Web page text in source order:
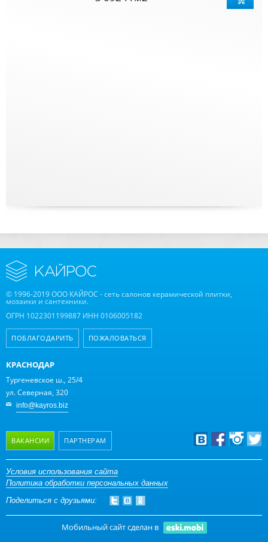
© 1996-2019 ООО КАЙРОС - сеть салонов керамической плитки,
мозаики и сантехники.
ОГРН 1022301199887 ИНН 0106005182
ПОБЛАГОДАРИТЬ ПОЖАЛОВАТЬСЯ
КРАСНОДАР
Тургеневское ш., 25/4
ул. Северная, 320
info@kayros.biz
ВАКАНСИИ ПАРТНЕРАМ
Дизайнерам
Оптовым клиентам
Дилерам
Условия использования сайта
Политика обработки персональных данных
Поделиться с друзьями:
Мобильный сайт сделан в